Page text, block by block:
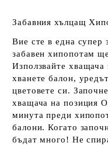
Забавния хълцащ
Вие сте в една супер
забавен хипопотам
Използвайте хващача
хванете балон,
цветовете си.
хващача на позиция
минута преди
балони. Когато
бъдат много! Не